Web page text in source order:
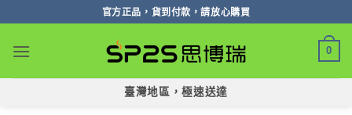
轉
官方正品，貨到付款，請放心購買
0
臺灣地區，極速送達